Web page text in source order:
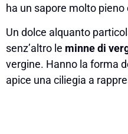
ha un sapore molto
Un dolce alquanto
senz’altro le minne di
vergine. Hanno la forma
apice una ciliegia a